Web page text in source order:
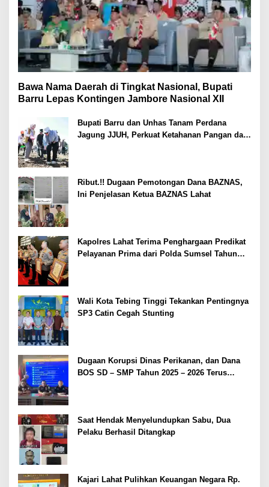
Bawa Nama Daerah di Tingkat Nasional, Bupati
Barru Lepas Kontingen Jambore Nasional XII
Bupati Barru dan Unhas Tanam Perdana
Jagung JJUH, Perkuat Ketahanan Pangan dan
Ribut.!! Dugaan Pemotongan Dana BAZNAS,
Ini Penjelasan Ketua BAZNAS Lahat
Kapolres Lahat Terima Penghargaan Predikat
Pelayanan Prima dari Polda Sumsel Tahun
Wali Kota Tebing Tinggi Tekankan Pentingnya
SP3 Catin Cegah Stunting
Dugaan Korupsi Dinas Perikanan, dan Dana
BOS SD – SMP Tahun 2025 – 2026 Terus
Saat Hendak Menyelundupkan Sabu, Dua
Pelaku Berhasil Ditangkap
Kajari Lahat Pulihkan Keuangan Negara Rp.